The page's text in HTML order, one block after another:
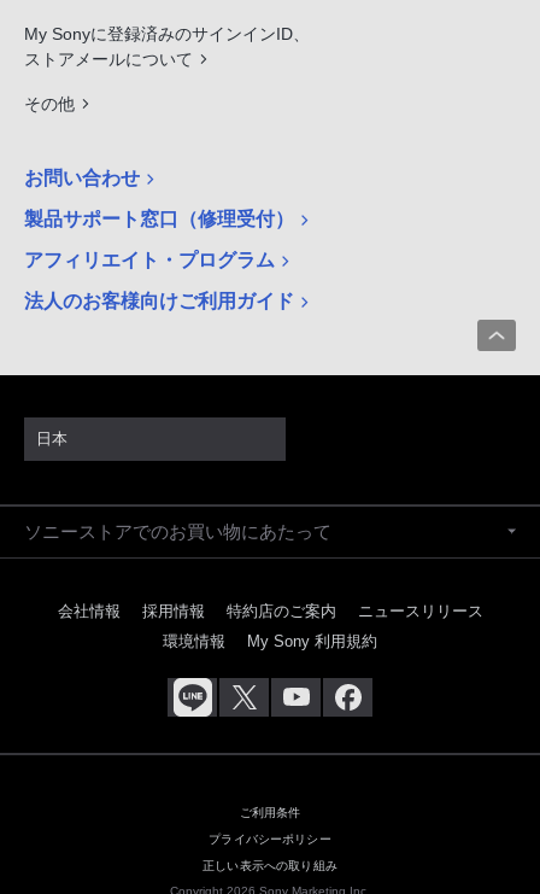
My Sonyに登録済みのサインインID、
ストアメールについて
その他
お問い合わせ
製品サポート窓口（修理受付）
アフィリエイト・プログラム
法人のお客様向けご利用ガイド
日本
ソニーストアでのお買い物にあたって
会社情報 採用情報 特約店のご案内
ニュースリリース
環境情報
My Sony 利用規約
ご利用条件
プライバシーポリシー
正しい表示への取り組み
Copyright 2026 Sony Marketing Inc.